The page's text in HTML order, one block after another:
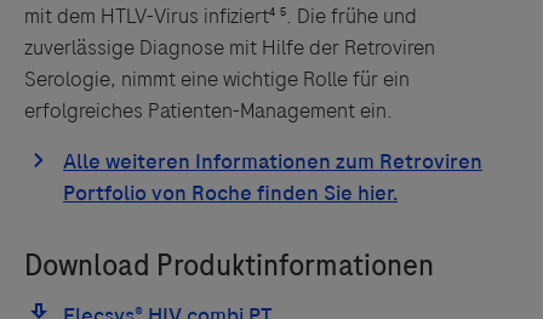
mit dem HTLV-Virus infiziert⁴ ⁵. Die frühe und
zuverlässige Diagnose mit Hilfe der Retroviren
Serologie, nimmt eine wichtige Rolle für ein
erfolgreiches Patienten-Management ein.